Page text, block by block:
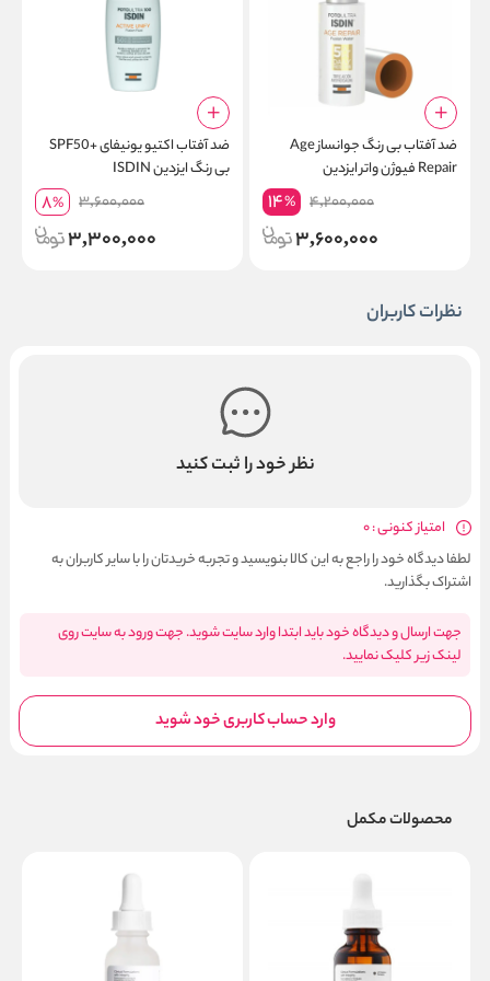
ضد آفتاب بی رنگ جوانساز Age
Repair فیوژن واتر ایزدین
4,200,000
14%
3,600,000
ضد آفتاب اکتیو یونیفای +SPF50
بی رنگ ایزدین ISDIN
3,600,000
8%
3,300,000
نظرات کاربران
نظر خود را ثبت کنید
امتیاز کنونی : 0
لطفا دیدگاه خود را راجع به این کالا بنویسید و تجربه خریدتان را با سایر کاربران به
اشتراک بگذارید.
جهت ارسال و دیدگاه خود باید ابتدا وارد سایت شوید. جهت ورود به سایت روی
لینک زیر کلیک نمایید.
وارد حساب کاربری خود شوید
محصولات مکمل